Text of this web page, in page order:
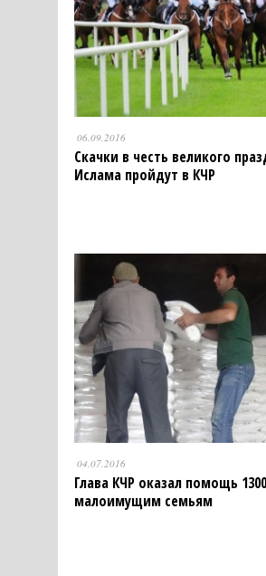
06.09.2016
Скачки в честь великого
Ислама пройдут в КЧР
04.07.2016
Глава КЧР оказал помощь 1300
малоимущим семьям